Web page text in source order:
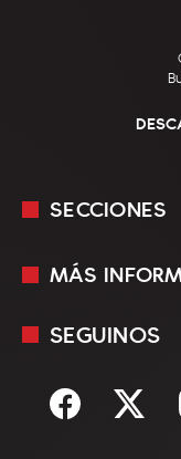
SECCIONES
En Vivo
Sociedad
MÁS
Mediakit
Términos y
SEGUINOS